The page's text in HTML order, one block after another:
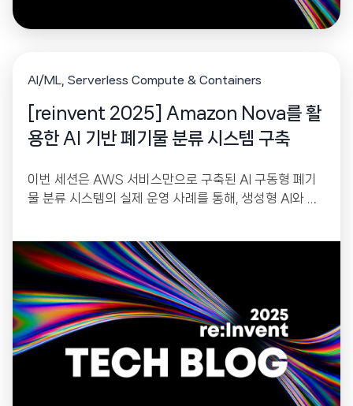
AI/ML Serverless Compute & Containers
[reinvent 2025] Amazon Nova를 활
용한 AI 기반 폐기물 분류 시스템 구축
이번 세션은 AWS 서비스만으로 구축된 AI 구동형 폐기
물 분류 시스템의 실제 운영 사례를 통해, 생성형 AI와 서
WS IoT Greengrass, Amazon Bedrock Nova, Ste
p Functions, DynamoDB 등 AWS의 핵심 AI·서버리스
서비스를 결합한 아키텍처는 높은 정확도(95%)와 의미
있는 재활용 효율 개선(52%)을 달성했습니다. 이 사례는
AI 기반 자동화가 실제 업무 환경에서 혁신을 촉진하는 방
식을 잘 보여줍니다.